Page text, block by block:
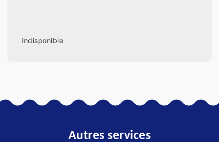
indisponible
Autres services